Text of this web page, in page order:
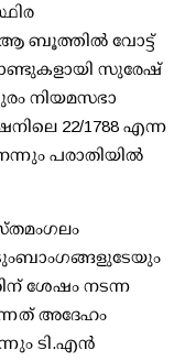
ആ ബൂത്തില്‍ വോട്ട്
സുരേഷ്
നിയമസഭാ
22/1788 എന്ന
പരാതിയില്‍
ശേഷം നടന്ന
അദേഹം
ടി.എന്‍